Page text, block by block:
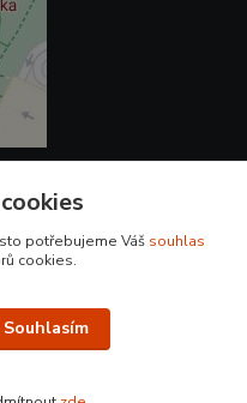
potřebujeme Váš souhlas
cookies.
Souhlasím